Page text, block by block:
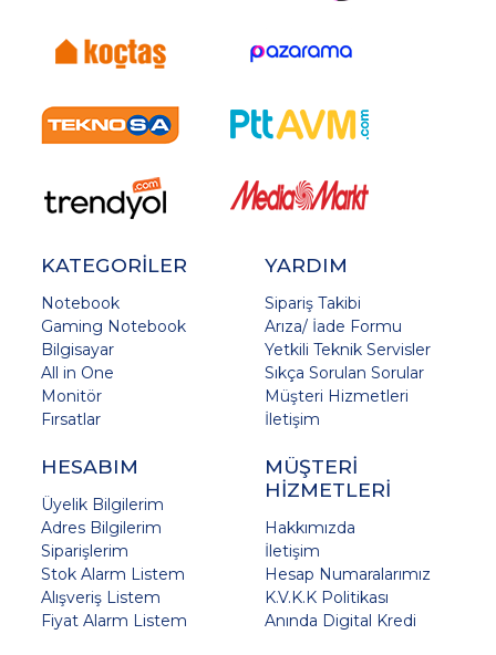
KATEGORİLER
Notebook
Gaming Notebook
Bilgisayar
All in One
Monitör
Fırsatlar
YARDIM
Sipariş Takibi
Arıza/ İade Formu
Yetkili Teknik Servisler
Sıkça Sorulan Sorular
Müşteri Hizmetleri
İletişim
HESABIM
Üyelik Bilgilerim
Adres Bilgilerim
Siparişlerim
Stok Alarm Listem
Alışveriş Listem
Fiyat Alarm Listem
MÜŞTERİ
HİZMETLERİ
Hakkımızda
İletişim
Hesap Numaralarımız
K.V.K.K Politikası
Anında Digital Kredi